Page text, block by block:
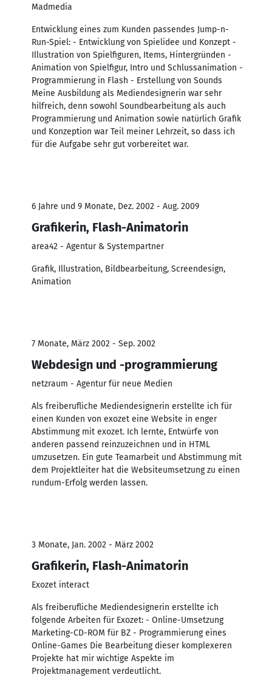
Madmedia
Entwicklung eines zum Kunden passendes Jump-n-
Run-Spiel: - Entwicklung von Spielidee und Konzept -
Illustration von Spielfiguren, Items, Hintergründen -
Animation von Spielfigur, Intro und Schlussanimation -
Programmierung in Flash - Erstellung von Sounds
Meine Ausbildung als Mediendesignerin war sehr
hilfreich, denn sowohl Soundbearbeitung als auch
Programmierung und Animation sowie natürlich Grafik
und Konzeption war Teil meiner Lehrzeit, so dass ich
für die Aufgabe sehr gut vorbereitet war.
6 Jahre und 9 Monate, Dez. 2002 - Aug. 2009
Grafikerin, Flash-Animatorin
area42 - Agentur & Systempartner
Grafik, Illustration, Bildbearbeitung, Screendesign,
Animation
7 Monate, März 2002 - Sep. 2002
Webdesign und -programmierung
netzraum - Agentur für neue Medien
Als freiberufliche Mediendesignerin erstellte ich für
einen Kunden von exozet eine Website in enger
Abstimmung mit exozet. Ich lernte, Entwürfe von
anderen passend reinzuzeichnen und in HTML
umzusetzen. Ein gute Teamarbeit und Abstimmung mit
dem Projektleiter hat die Websiteumsetzung zu einen
rundum-Erfolg werden lassen.
3 Monate, Jan. 2002 - März 2002
Grafikerin, Flash-Animatorin
Exozet interact
Als freiberufliche Mediendesignerin erstellte ich
folgende Arbeiten für Exozet: - Online-Umsetzung
Marketing-CD-ROM für BZ - Programmierung eines
Online-Games Die Bearbeitung dieser komplexeren
Projekte hat mir wichtige Aspekte im
Projektmanagement verdeutlicht.